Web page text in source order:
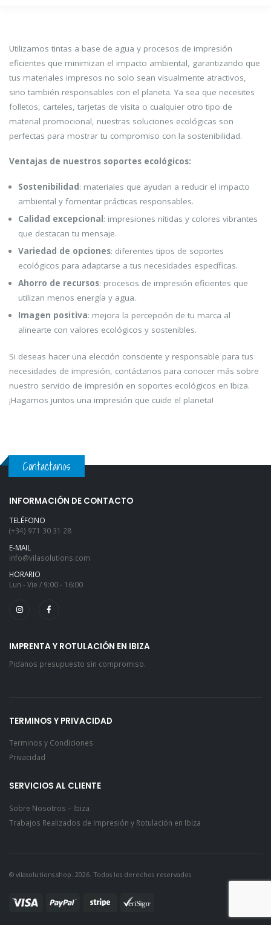
Utilizamos tintas a base de agua y procesos de impresión
eficientes que minimizan el impacto ambiental, garantizando que
tus materiales impresos no solo sean visualmente atractivos,
sino también responsables con el planeta. Ya sea que necesites
folletos, carteles, tarjetas de visita o cualquier otro tipo de
material promocional, nuestras soluciones ecológicas son
perfectas para mostrar tu compromiso con la sostenibilidad.
Ventajas de nuestros soportes ecológicos:
Sostenibilidad: materiales que ayudan a reducir el impacto
ambiental y fomentar prácticas responsables.
Calidad excepcional: impresiones nítidas y colores vibrantes
que destacan tu mensaje.
Variedad de opciones: diferentes tipos de soportes
ecológicos para adaptarse a tus necesidades específicas.
Ahorro de recursos: procesos de impresión eficientes que
utilizan menos energía y agua.
Imagen positiva: mejora la percepción de tu marca al
alinearte con valores ecológicos y sostenibles.
Si deseas hacer una elección consciente y responsable para tus
necesidades de impresión, contáctanos para conocer más sobre
nuestro servicio de impresión en soportes ecológicos en Ibiza.
¡Hagamos juntos una impresión que cuide el planeta!
Contactanos
INFORMACIÓN DE CONTACTO
TELÉFONO
(+34) 971 30 31 28
E-MAIL
info@vilasolutions.com
HORARIO
Lun - Vie / 9:00 - 16:00
IMPRENTA Y ROTULACIÓN EN IBIZA
Pidanos presupuesto sin compromiso.
TERMINOS Y PRIVACIDAD
Terminos y Condiciones
Privacidad
SERVICIOS AL CLIENTE
Sobre Nosotros – Ibiza
Trabajos Realizados de Impresión y Rotulación en Ibiza
© vilasolutions.shop. 2026. Todos los derechos reservados